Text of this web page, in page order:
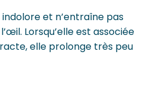
indolore et n’entraîne pas
Lorsqu’elle est associée
elle prolonge très peu